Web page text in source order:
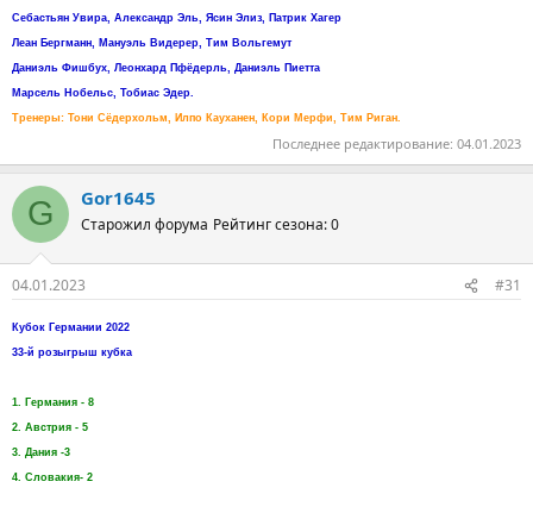
Себастьян Увира, Александр Эль, Ясин Элиз, Патрик Хагер
Леан Бергманн, Мануэль Видерер, Тим Вольгемут
Даниэль Фишбух, Леонхард Пфёдерль, Даниэль Пиетта
Марсель Нобельс, Тобиас Эдер.
Тренеры: Тони Сёдерхольм, Илпо Кауханен, Кори Мерфи, Тим Риган.
Последнее редактирование: 04.01.2023
G Gor1645
Старожил форума Рейтинг сезона: 0
04.01.2023 #31
Кубок Германии 2022
33-й розыгрыш кубка
1. Германия - 8
2. Австрия - 5
3. Дания -3
4. Словакия- 2